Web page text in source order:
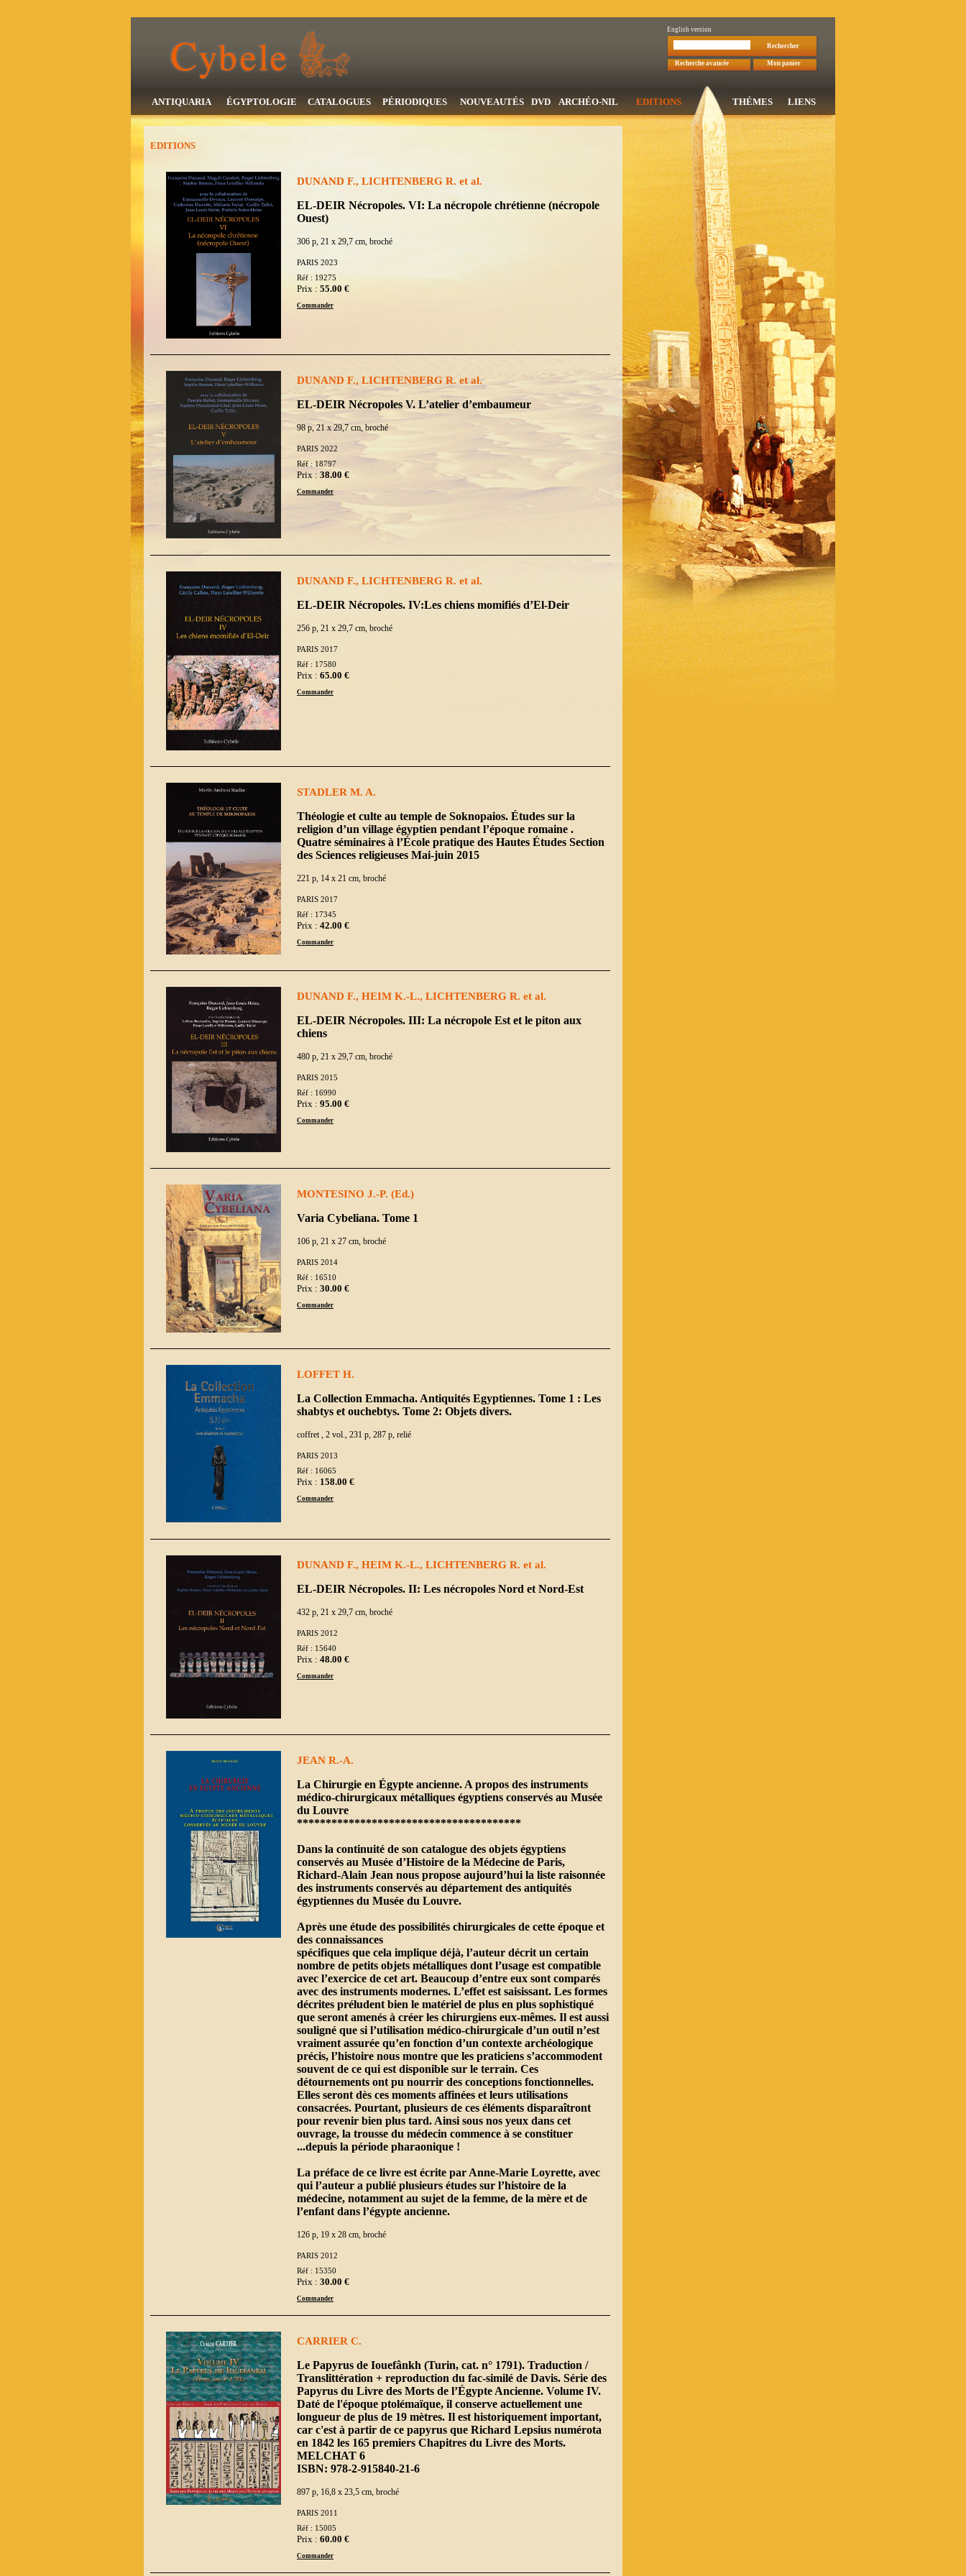
English version
Rechercher
Recherche avancée Mon panier
ANTIQUARIA ÉGYPTOLOGIE CATALOGUES PÉRIODIQUES NOUVEAUTÉS DVD ARCHÉO-NIL EDITIONS THÉMES LIENS
EDITIONS
DUNAND F., LICHTENBERG R. et al.
EL-DEIR Nécropoles. VI: La nécropole chrétienne (nécropole
Ouest)
306 p, 21 x 29,7 cm, broché
PARIS 2023
Réf : 19275
Prix : 55.00 €
Commander
DUNAND F., LICHTENBERG R. et al.
EL-DEIR Nécropoles V. L’atelier d’embaumeur
98 p, 21 x 29,7 cm, broché
PARIS 2022
Réf : 18797
Prix : 38.00 €
Commander
DUNAND F., LICHTENBERG R. et al.
EL-DEIR Nécropoles. IV:Les chiens momifiés d’El-Deir
256 p, 21 x 29,7 cm, broché
PARIS 2017
Réf : 17580
Prix : 65.00 €
Commander
STADLER M. A.
Théologie et culte au temple de Soknopaios. Études sur la
religion d’un village égyptien pendant l’époque romaine .
Quatre séminaires à l’École pratique des Hautes Études Section
des Sciences religieuses Mai-juin 2015
221 p, 14 x 21 cm, broché
PARIS 2017
Réf : 17345
Prix : 42.00 €
Commander
DUNAND F., HEIM K.-L., LICHTENBERG R. et al.
EL-DEIR Nécropoles. III: La nécropole Est et le piton aux
chiens
480 p, 21 x 29,7 cm, broché
PARIS 2015
Réf : 16990
Prix : 95.00 €
Commander
MONTESINO J.-P. (Ed.)
Varia Cybeliana. Tome 1
106 p, 21 x 27 cm, broché
PARIS 2014
Réf : 16510
Prix : 30.00 €
Commander
LOFFET H.
La Collection Emmacha. Antiquités Egyptiennes. Tome 1 : Les
shabtys et ouchebtys. Tome 2: Objets divers.
coffret , 2 vol., 231 p, 287 p, relié
PARIS 2013
Réf : 16065
Prix : 158.00 €
Commander
DUNAND F., HEIM K.-L., LICHTENBERG R. et al.
EL-DEIR Nécropoles. II: Les nécropoles Nord et Nord-Est
432 p, 21 x 29,7 cm, broché
PARIS 2012
Réf : 15640
Prix : 48.00 €
Commander
JEAN R.-A.
La Chirurgie en Égypte ancienne. A propos des instruments
médico-chirurgicaux métalliques égyptiens conservés au Musée
du Louvre
***************************************
Dans la continuité de son catalogue des objets égyptiens
conservés au Musée d’Histoire de la Médecine de Paris,
Richard-Alain Jean nous propose aujourd’hui la liste raisonnée
des instruments conservés au département des antiquités
égyptiennes du Musée du Louvre.
Après une étude des possibilités chirurgicales de cette époque et
des connaissances
spécifiques que cela implique déjà, l’auteur décrit un certain
nombre de petits objets métalliques dont l’usage est compatible
avec l’exercice de cet art. Beaucoup d’entre eux sont comparés
avec des instruments modernes. L’effet est saisissant. Les formes
décrites préludent bien le matériel de plus en plus sophistiqué
que seront amenés à créer les chirurgiens eux-mêmes. Il est aussi
souligné que si l’utilisation médico-chirurgicale d’un outil n’est
vraiment assurée qu’en fonction d’un contexte archéologique
précis, l’histoire nous montre que les praticiens s’accommodent
souvent de ce qui est disponible sur le terrain. Ces
détournements ont pu nourrir des conceptions fonctionnelles.
Elles seront dès ces moments affinées et leurs utilisations
consacrées. Pourtant, plusieurs de ces éléments disparaîtront
pour revenir bien plus tard. Ainsi sous nos yeux dans cet
ouvrage, la trousse du médecin commence à se constituer
...depuis la période pharaonique !
La préface de ce livre est écrite par Anne-Marie Loyrette, avec
qui l’auteur a publié plusieurs études sur l’histoire de la
médecine, notamment au sujet de la femme, de la mère et de
l’enfant dans l’égypte ancienne.
126 p, 19 x 28 cm, broché
PARIS 2012
Réf : 15350
Prix : 30.00 €
Commander
CARRIER C.
Le Papyrus de Iouefânkh (Turin, cat. n° 1791). Traduction /
Translittération + reproduction du fac-similé de Davis. Série des
Papyrus du Livre des Morts de l’Égypte Ancienne. Volume IV.
Daté de l'époque ptolémaïque, il conserve actuellement une
longueur de plus de 19 mètres. Il est historiquement important,
car c'est à partir de ce papyrus que Richard Lepsius numérota
en 1842 les 165 premiers Chapitres du Livre des Morts.
MELCHAT 6
ISBN: 978-2-915840-21-6
897 p, 16,8 x 23,5 cm, broché
PARIS 2011
Réf : 15005
Prix : 60.00 €
Commander